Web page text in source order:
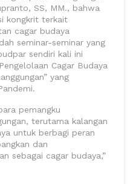
SS, MM., bahwa
kongkrit terkait
cagar budaya
seminar-seminar yang
sendiri kali ini
Cagar Budaya
yang
pemangku
terutama kalangan
untuk berbagi peran
dan
sebagai cagar budaya,”